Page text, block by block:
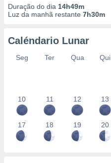
Duração do dia 14h49m
Luz da manhã restante 7h30m
Caléndario Lunar
Seg Ter Qua Qui
10 11 12 13
17 18 19 20